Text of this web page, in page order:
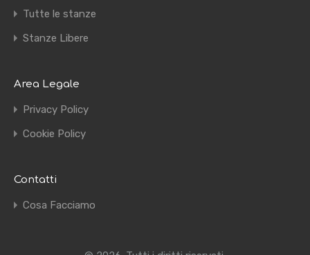
Tutte le stanze
Stanze Libere
Area Legale
Privacy Policy
Cookie Policy
Contatti
Cosa Facciamo